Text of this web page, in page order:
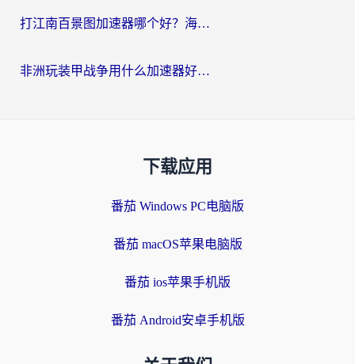
打江南百景图加速器哪个好？海外党踩坑N次后，终于找到不卡的秘诀
非洲玩装甲战争用什么加速器好？海外党亲测有效的国服游戏加速方案
下载应用
番茄 Windows PC电脑版
番茄 macOS苹果电脑版
番茄 ios苹果手机版
番茄 Android安卓手机版